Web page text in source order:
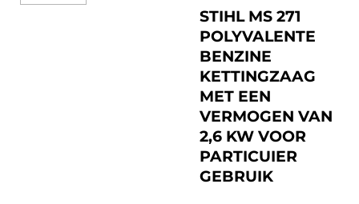
STIHL MS 271
POLYVALENTE
BENZINE
KETTINGZAAG
MET EEN
VERMOGEN VAN
2,6 KW VOOR
PARTICUIER
GEBRUIK